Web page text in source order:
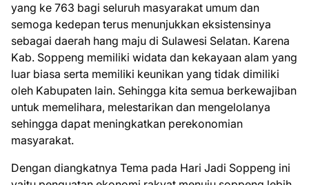
yang ke 763 bagi seluruh masyarakat umum dan
semoga kedepan terus menunjukkan eksistensinya
sebagai daerah hang maju di Sulawesi Selatan. Karena
Kab. Soppeng memiliki widata dan kekayaan alam yang
luar biasa serta memiliki keunikan yang tidak dimiliki
oleh Kabupaten lain. Sehingga kita semua berkewajiban
untuk memelihara, melestarikan dan mengelolanya
sehingga dapat meningkatkan perekonomian
masyarakat.
Dengan diangkatnya Tema pada Hari Jadi Soppeng ini